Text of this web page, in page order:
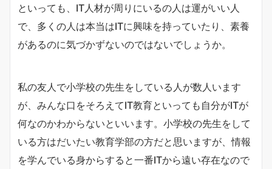
といっても、IT人材が周りにいるの人は運がいい人
で、多くの人は本当はITに興味を持っていたり、素養
があるのに気づかずないのではないでしょうか。
私の友人で小学校の先生をしている人が数人います
が、みんな口をそろえてIT教育といっても自分がITが
何なのかわからないといいます。小学校の先生をして
いる方はだいたい教育学部の方だと思いますが、情報
を学んでいる身からすると一番ITから遠い存在なので